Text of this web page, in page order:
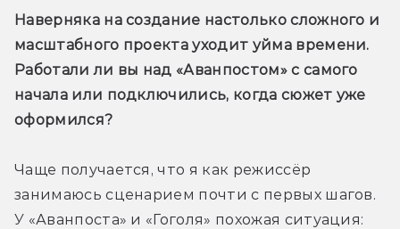
Наверняка на создание настолько сложного и
масштабного проекта уходит уйма времени.
Работали ли вы над «Аванпостом» с самого
начала или подключились, когда сюжет уже
оформился?
Чаще получается, что я как режиссёр
занимаюсь сценарием почти с первых шагов.
У «Аванпоста» и «Гоголя» похожая ситуация: